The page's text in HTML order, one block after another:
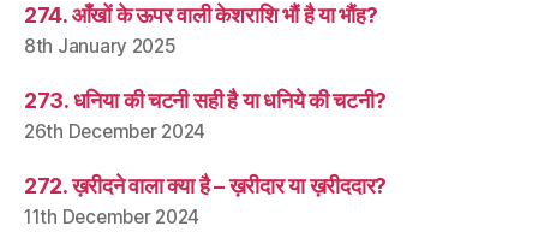
274. आँखों के ऊपर वाली केशराशि भौं है या भौंह?
8th January 2025
273. धनिया की चटनी सही है या धनिये की चटनी?
26th December 2024
272. ख़रीदने वाला क्या है – ख़रीदार या ख़रीददार?
11th December 2024